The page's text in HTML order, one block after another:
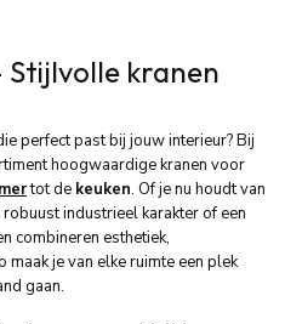
Stijlvolle kranen
perfect past bij jouw interieur? Bij
hoogwaardige kranen voor
tot de keuken. Of je nu houdt van
industrieel karakter of een
combineren esthetiek,
je van elke ruimte een plek
gaan.